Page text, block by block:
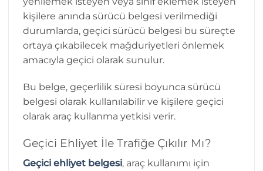
kişilere anında sürücü belgesi verilmediği
durumlarda, geçici sürücü belgesi bu süreçte
ortaya çıkabilecek mağduriyetleri önlemek
amacıyla geçici olarak sunulur.
Bu belge, geçerlilik süresi boyunca sürücü
belgesi olarak kullanılabilir ve kişilere geçici
olarak araç kullanma yetkisi verir.
Geçici Ehliyet İle Trafiğe Çıkılır Mı?
Geçici ehliyet belgesi, araç kullanımı için